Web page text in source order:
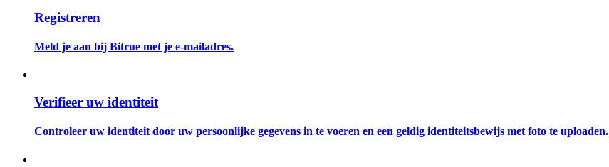
Informatie
Big data-analyse inclusief handelsinformatie, enz.
Registreren
Meld je aan bij Bitrue met je e-mailadres.
Verifieer uw identiteit
Controleer uw identiteit door uw persoonlijke gegevens in te voeren en een geldig identiteitsbewijs met foto te uploaden.